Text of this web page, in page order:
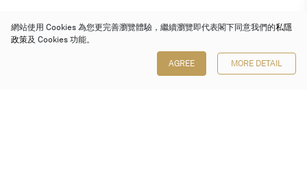
網站使用 Cookies 為您更完善瀏覽體驗，繼續瀏覽即代表閣下同意我們的私隱
政策及 Cookies 功能。
AGREE MORE DETAIL